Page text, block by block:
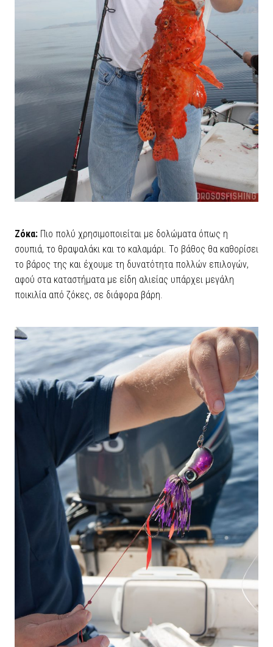
Ζόκα: Πιο πολύ χρησιμοποιείται με δολώματα όπως η
σουπιά, το θραψαλάκι και το καλαμάρι. Το βάθος θα καθορίσει
το βάρος της και έχουμε τη δυνατότητα πολλών επιλογών,
αφού στα καταστήματα με είδη αλιείας υπάρχει μεγάλη
ποικιλία από ζόκες, σε διάφορα βάρη.